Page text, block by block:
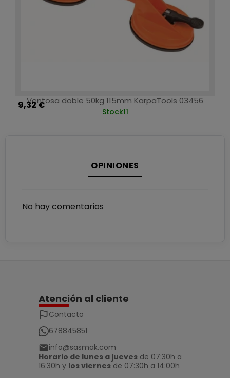
Ventosa doble 50kg 115mm KarpaTools 03456
9,32 €
Stock11
OPINIONES
No hay comentarios
Atención al cliente
Contacto
678845851
info@sasmak.com
Horario de lunes a jueves de 07:30h a
16:30h y los viernes de 07:30h a 14:00h